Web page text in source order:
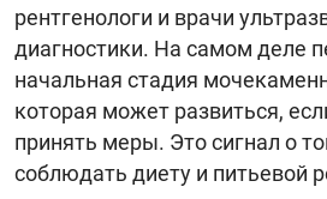
рентгенологи и врачи
диагностики. На самом деле
начальная стадия
которая может развиться,
принять меры. Это сигнал о
соблюдать диету и питьевой